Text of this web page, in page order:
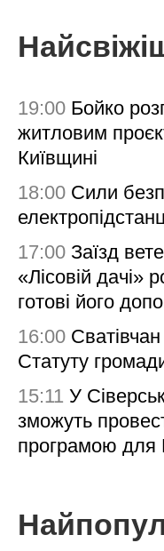
19:00 Бойко
житловим
Київщині
18:00 Сили
17:00 Заїзд
«Лісовій дачі»
готові його
16:00
Статуту
15:11 У
зможуть
програмою